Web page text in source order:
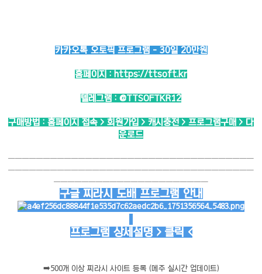
카카오톡 오토픽 프로그램 - 30일 20만원
홈페이지 : https://ttsoft.kr
텔레그램 : @TTSOFTKR12
구매방법 : 홈페이지 접속 > 회원가입 > 캐시충전 > 프로그램구매 > 다
운로드
───────────────────────────────────
───────────────────────────────────
──────────────────────
구글 찌라시 도배 프로그램 안내
프로그램 상세설명 > 클릭 <
➡️500개 이상 찌라시 사이트 등록 (메주 실시간 업데이트)